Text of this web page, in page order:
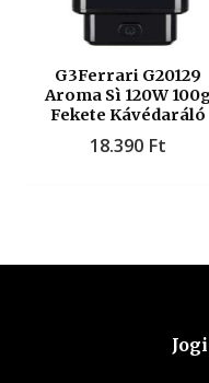
G3Ferrari G20129
Aroma Sì 120W
Fekete Kávédaráló
18.390 Ft